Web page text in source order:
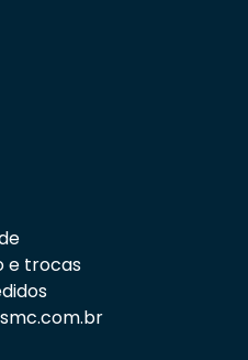
e trocas